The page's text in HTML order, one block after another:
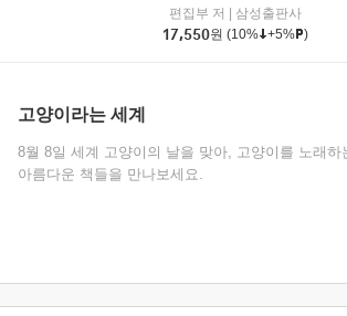
편집부 저
삼성출판사
17,550원 (10% +5% )
고양이라는 세계
8월 8일 세계 고양이의 날을 맞아, 고양이를 노래하
아름다운 책들을 만나보세요.